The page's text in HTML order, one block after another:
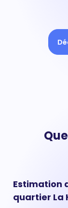
Estimation
quartier La